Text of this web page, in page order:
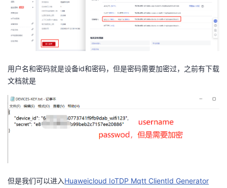
用户名和密码就是设备id和密码，但是密码需要加密过，之前有下载
文档就是
但是我们可以进入Huaweicloud IoTDP Mqtt ClientId Generator